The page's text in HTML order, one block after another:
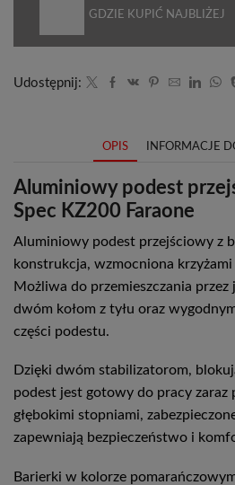
GDZIE KUPIĆ NAJBLIŻEJ
Udostępnij:
OPIS INFORMACJE
Aluminiowy podest
Spec KZ200 Faraone
Aluminiowy podest przejściowy z
konstrukcja, wzmocniona
Możliwa do przemieszczania przez
dwóm kołom z tyłu oraz
części podestu.
Dzięki dwóm stabilizatorom,
podest jest gotowy do pracy zaraz
głębokimi stopniami,
zapewniają bezpieczeństwo i
Barierki w kolorze